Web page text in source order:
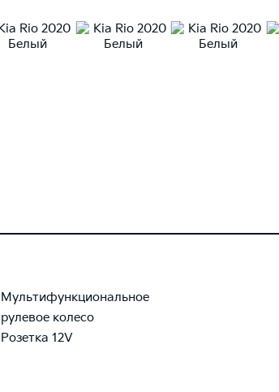
Мультифункциональное
рулевое колесо
Розетка 12V